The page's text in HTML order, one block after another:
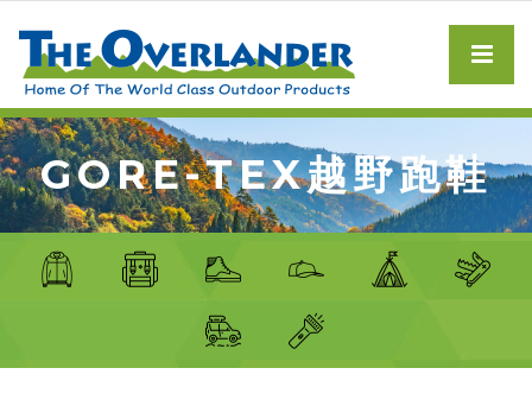
GORE-TEX越野跑鞋